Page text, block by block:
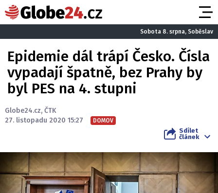
Sobota 8. srpna, Soběslav
Epidemie dál trápí Česko. Čísla
vypadají špatně, bez Prahy by
byl PES na 4. stupni
Globe24.cz, ČTK
27. listopadu 2020 15:27
DOMOV
Sdílet
článek